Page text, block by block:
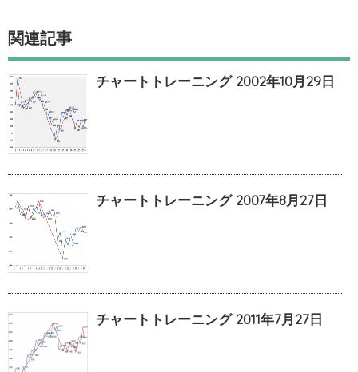
関連記事
チャートトレーニング 2002年10月29日
チャートトレーニング 2007年8月27日
チャートトレーニング 2011年7月27日